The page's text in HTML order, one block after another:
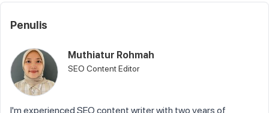
Penulis
Muthiatur Rohmah
SEO Content Editor
I'm experienced SEO content writer with two years of